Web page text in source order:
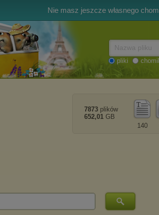
Nie masz jeszcze własnego
pliki
140
7873 plików
652,01 GB